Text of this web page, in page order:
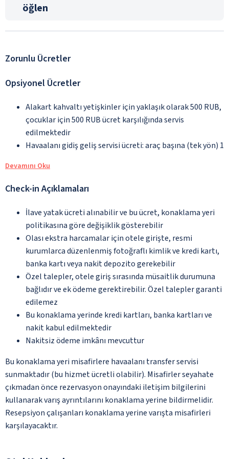
öğlen
Zorunlu Ücretler
Opsiyonel Ücretler
Alakart kahvaltı yetişkinler için yaklaşık olarak 500 RUB,
çocuklar için 500 RUB ücret karşılığında servis
edilmektedir
Havaalanı gidiş geliş servisi ücreti: araç başına (tek yön) 1
Devamını Oku
Check-in Açıklamaları
İlave yatak ücreti alınabilir ve bu ücret, konaklama yeri
politikasına göre değişiklik gösterebilir
Olası ekstra harcamalar için otele girişte, resmi
kurumlarca düzenlenmiş fotoğraflı kimlik ve kredi kartı,
banka kartı veya nakit depozito gerekebilir
Özel talepler, otele giriş sırasında müsaitlik durumuna
bağlıdır ve ek ödeme gerektirebilir. Özel talepler garanti
edilemez
Bu konaklama yerinde kredi kartları, banka kartları ve
nakit kabul edilmektedir
Nakitsiz ödeme imkânı mevcuttur
Bu konaklama yeri misafirlere havaalanı transfer servisi
sunmaktadır (bu hizmet ücretli olabilir). Misafirler seyahate
çıkmadan önce rezervasyon onayındaki iletişim bilgilerini
kullanarak varış ayrıntılarını konaklama yerine bildirmelidir.
Resepsiyon çalışanları konaklama yerine varışta misafirleri
karşılayacaktır.